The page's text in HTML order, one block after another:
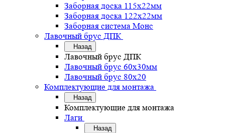
Заборная доска 115х22мм
Заборная доска 122х22мм
Заборная система Монс
Лавочный брус ДПК
Назад
Лавочный брус ДПК
Лавочный брус 60х30мм
Лавочный брус 80х20
Комплектующие для монтажа
Назад
Комплектующие для монтажа
Лаги
Назад